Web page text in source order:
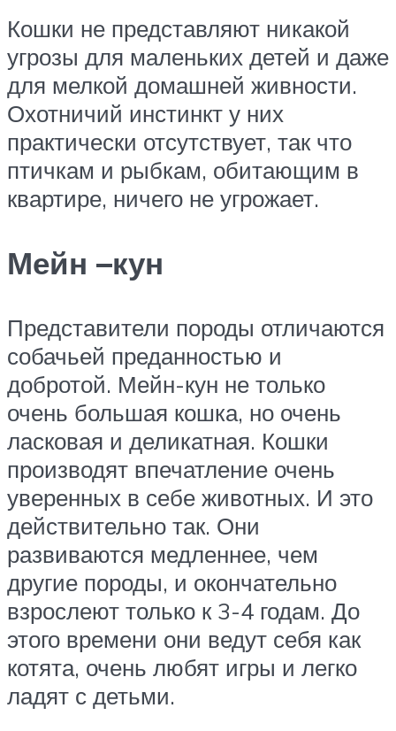
Кошки не представляют никакой
угрозы для маленьких детей и даже
для мелкой домашней живности.
Охотничий инстинкт у них
практически отсутствует, так что
птичкам и рыбкам, обитающим в
квартире, ничего не угрожает.
Мейн –кун
Представители породы отличаются
собачьей преданностью и
добротой. Мейн-кун не только
очень большая кошка, но очень
ласковая и деликатная. Кошки
производят впечатление очень
уверенных в себе животных. И это
действительно так. Они
развиваются медленнее, чем
другие породы, и окончательно
взрослеют только к 3-4 годам. До
этого времени они ведут себя как
котята, очень любят игры и легко
ладят с детьми.